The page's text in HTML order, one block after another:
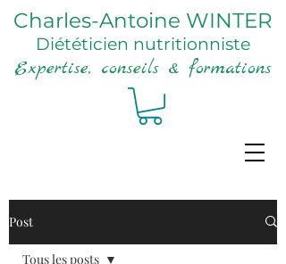
Charles-Antoine WINTER
Diététicien nutritionniste
Expertise, conseils & formations
Post
Tous les posts